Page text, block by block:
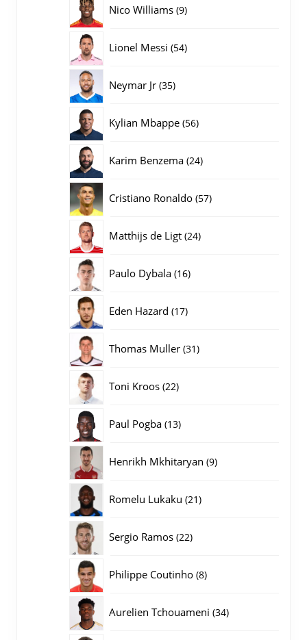
Nico Williams 99
Lionel Messi 5454
Neymar Jr 3535
Kylian Mbappe 5656
Karim Benzema 2424
Cristiano Ronaldo 5757
Matthijs de Ligt 2424
Paulo Dybala 1616
Eden Hazard 1717
Thomas Muller 3131
Toni Kroos 2222
Paul Pogba 1313
Henrikh Mkhitaryan 99
Romelu Lukaku 2121
Sergio Ramos 2222
Philippe Coutinho 88
Aurelien Tchouameni 3434